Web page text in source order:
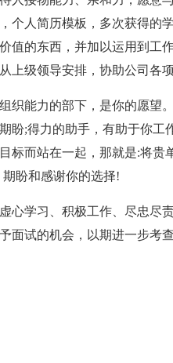
个人简历模板，多次获得的
值的东西，并加以运用到工
级领导安排，协助公司各
能力的部下，是你的愿望
盼;得力的助手，有助于你工
标而站在一起，那就是:将贵
盼和感谢你的选择!
学习、积极工作、尽忠尽
面试的机会，以期进一步考查